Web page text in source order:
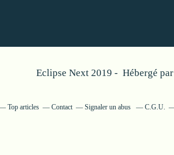
Eclipse Next 2019 - Hébergé par
Top articles Contact Signaler un abus C.G.U.